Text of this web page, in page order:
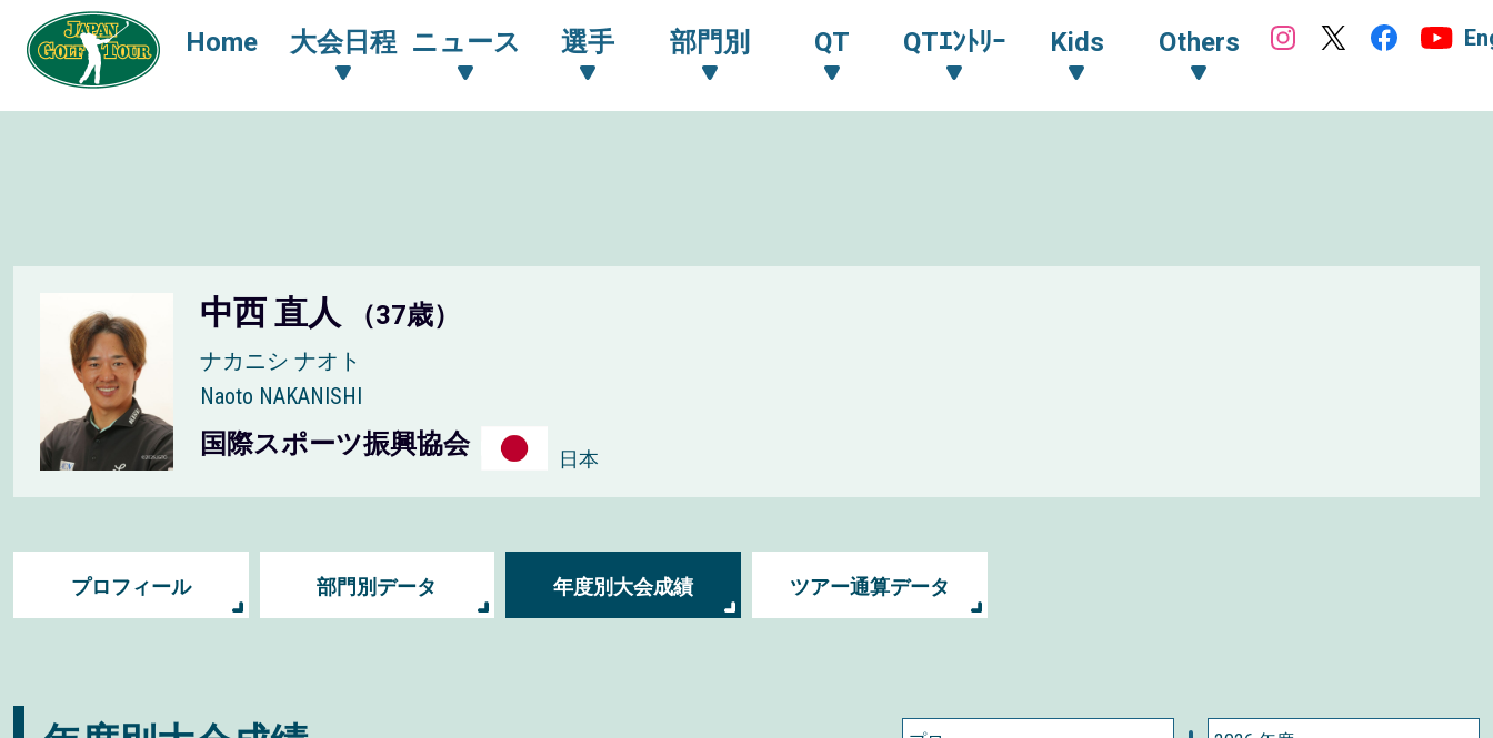
Home 大会日程 ニュース 選手 部門別 QT QTｴﾝﾄﾘｰ Kids Others
中西 直人 （37歳）
ナカニシ ナオト
Naoto NAKANISHI
国際スポーツ振興協会 日本
プロフィール 部門別データ 年度別大会成績 ツアー通算データ